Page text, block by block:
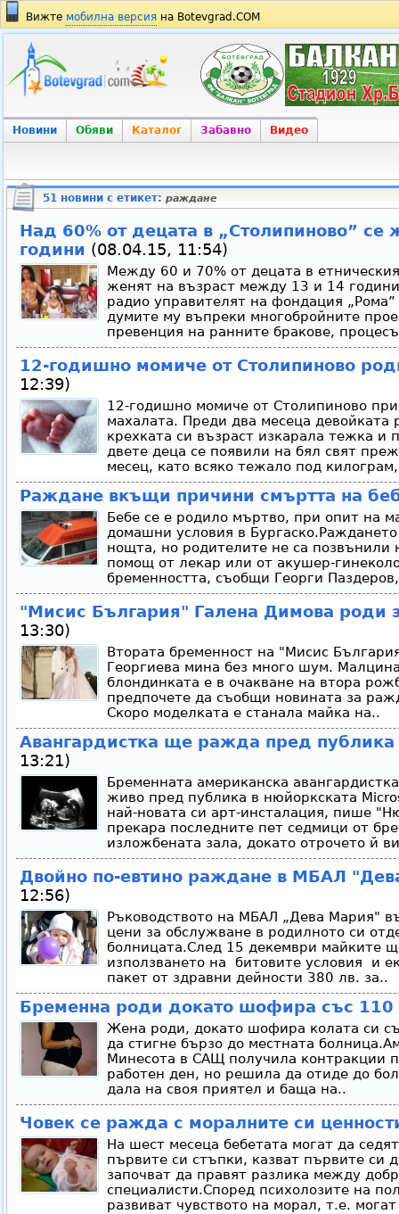
Вижте мобилна версия на Botevgrad.COM
Новини Обяви Каталог Забавно Видео
51 новини с етикет: раждане
Над 60% от децата в „Столипиново” се
години (08.04.15, 11:54)
Между 60 и 70% от децата в
женят на възраст между 13 и 14
радио управителят на фондация
думите му въпреки многобройните
превенция на ранните бракове,
12-годишно момиче от Столипиново
12:39)
12-годишно момиче от Столипиново
махалата. Преди два месеца девойката
крехката си възраст изкарала тежка и
двете деца се появили на бял свят
месец, като всяко тежало под
Раждане вкъщи причини смъртта на
Бебе се е родило мъртво, при опит на
домашни условия в
нощта, но родителите не са позвънили
помощ от лекар или от акушер-
бременността, съобщи Георги
"Мисис България" Галена Димова роди
13:30)
Втората бременност на "Мисис
Георгиева мина без много шум.
блондинката е в очакване на втора
предпочете да съобщи новината за
Скоро моделката е станала майка на..
Авангардистка ще ражда пред публика
13:21)
Бременната американска
живо пред публика в нюйоркската
най-новата си арт-инсталация, пише
прекара последните пет седмици от
изложбената зала, докато отрочето й
Двойно по-евтино раждане в МБАЛ
12:56)
Ръководството на МБАЛ „Дева Мария"
цени за обслужване в родилното си
болницата.След 15 декември майките
използването на битовите условия и
пакет от здравни дейности 380 лв. за..
Бременна роди докато шофира със 110
Жена роди, докато шофира колата си
да стигне бързо до местната
Минесота в САЩ получила контракции
работен ден, но решила да отиде до
дала на своя приятел и баща на..
Човек се ражда с моралните си
На шест месеца бебетата могат да
първите си стъпки, казват първите си
започват да правят разлика между
специалисти.Според психолозите на
развиват чувството на морал, т.е.